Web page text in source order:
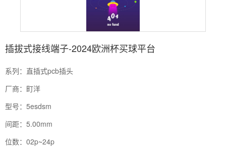
插拔式接线端子-2024欧洲杯买球平台
系列：直插式pcb插头
厂商：町洋
型号：5esdsm
间距：5.00mm
位数：02p~24p